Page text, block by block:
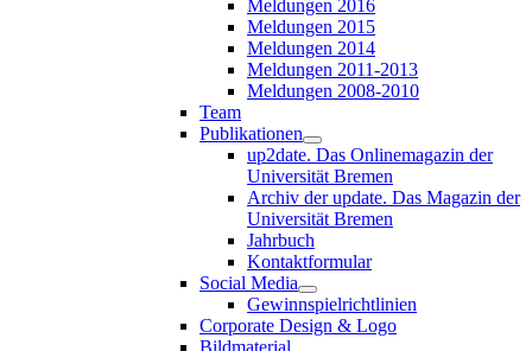
Meldungen 2016
Meldungen 2015
Meldungen 2014
Meldungen 2011-2013
Meldungen 2008-2010
Team
Publikationen
up2date. Das Onlinemagazin der
Universität Bremen
Archiv der update. Das Magazin der
Universität Bremen
Jahrbuch
Kontaktformular
Social Media
Gewinnspielrichtlinien
Corporate Design & Logo
Bildmaterial